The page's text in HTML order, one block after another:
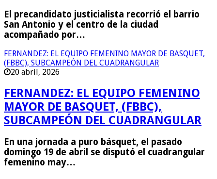
El precandidato justicialista recorrió el barrio
San Antonio y el centro de la ciudad
acompañado por…
FERNANDEZ: EL EQUIPO FEMENINO MAYOR DE BASQUET,
(FBBC), SUBCAMPEÓN DEL CUADRANGULAR
20 abril, 2026
FERNANDEZ: EL EQUIPO FEMENINO
MAYOR DE BASQUET, (FBBC),
SUBCAMPEÓN DEL CUADRANGULAR
En una jornada a puro básquet, el pasado
domingo 19 de abril se disputó el cuadrangular
femenino may…